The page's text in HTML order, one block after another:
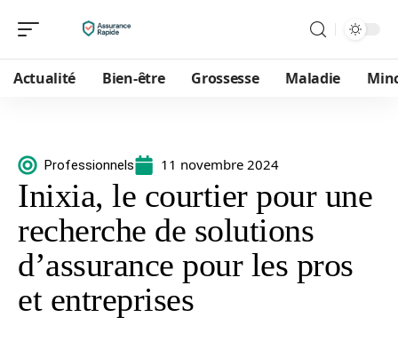
Actualité Bien-être Grossesse Maladie
Professionnels 11 novembre 2024
Inixia, le courtier pour une
recherche de solutions
d’assurance pour les pros
et entreprises